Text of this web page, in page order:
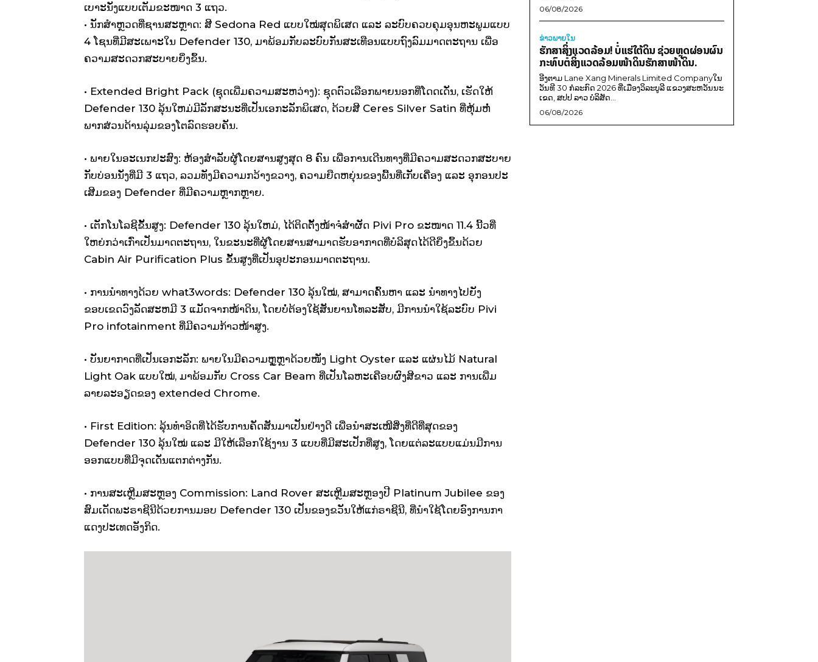
ເບາະນັ່ງແບບເຕັມຂະໜາດ 3 ແຖວ.
• ນັກສໍາຫຼວດທີ່ຊານສະຫຼາດ: ສີ Sedona Red ແບບໃໝ່ສຸດພິເສດ ແລະ ລະບົບຄວບຄຸມອຸນຫະພູມແບບ
4 ໂຊນທີ່ມີສະເພາະໃນ Defender 130, ມາພ້ອມກັບລະບົບກັນສະເທືອນແບບຖົງລົມມາດຕະຖານ ເພື່ອ
ຄວາມສະດວກສະບາຍຍິ່ງຂຶ້ນ.
• Extended Bright Pack (ຊຸດເພີ່ມຄວາມສະຫວ່າງ): ຊຸດຕົວເລືອກພາຍນອກທີ່ໂດດເດັ່ນ, ເຮັດໃຫ້
Defender 130 ລຸ້ນໃຫມ່ມີລັກສະນະທີ່ເປັນເອກະລັກພິເສດ, ດ້ວຍສີ Ceres Silver Satin ທີ່ຫຸ້ມຫໍ່
ພາກສ່ວນດ້ານລຸ່ມຂອງໂຕລົດຮອບຄັນ.
• ພາຍໃນອະເນກປະສົງ: ຫ້ອງສໍາລັບຜູ້ໂດຍສານສູງສຸດ 8 ຄົນ ເພື່ອການເດີນທາງທີ່ມີຄວາມສະດວກສະບາຍ
ກັບບ່ອນນັ່ງທີ່ມີ 3 ແຖວ, ລວມທັງມີຄວາມກວ້າງຂວາງ, ຄວາມຍືດຫຍຸ່ນຂອງພື້ນທີ່ເກັບເຄື່ອງ ແລະ ອຸກອນປະ
ເສີມຂອງ Defender ທີ່ມີຄວາມຫຼາກຫຼາຍ.
• ເຕັກໂນໂລຊີຂັ້ນສູງ: Defender 130 ລຸ້ນໃຫມ່, ໄດ້ຕິດຕັ້ງໜ້າຈໍສໍາຜັດ Pivi Pro ຂະໜາດ 11.4 ນີ້ວທີ່
ໃຫຍ່ກວ່າເກົ່າເປັນມາດຕະຖານ, ໃນຂະນະທີ່ຜູ້ໂດຍສານສາມາດຮັບອາກາດທີ່ບໍລິສຸດໄດ້ດີຍິ່ງຂຶ້ນດ້ວຍ
Cabin Air Purification Plus ຂັ້ນສູງທີ່ເປັນອຸປະກອນມາດຕະຖານ.
• ການນໍາທາງດ້ວຍ what3words: Defender 130 ລຸ້ນໃໝ່, ສາມາດຄົ້ນຫາ ແລະ ນໍາທາງໄປຍັງ
ຂອບເຂດວົງລັດສະຫມີ 3 ແມັດຈາກໜ້າດິນ, ໂດຍບໍ່ຕ້ອງໃຊ້ສັນຍານໂທລະສັບ, ມີການນໍາໃຊ້ລະບົບ Pivi
Pro infotainment ທີ່ມີຄວາມກ້າວໜ້າສູງ.
• ບັນຍາກາດທີ່ເປັນເອກະລັກ: ພາຍໃນມີຄວາມຫຼູຫຼາດ້ວຍໜັງ Light Oyster ແລະ ແຜ່ນໄມ້ Natural
Light Oak ແບບໃໝ່, ມາພ້ອມກັບ Cross Car Beam ທີ່ເປັນໂລຫະເຄືອບຜົງສີຂາວ ແລະ ການເພີ່ມ
ລາຍລະອຽດຂອງ extended Chrome.
• First Edition: ລຸ້ນທໍາອິດທີ່ໄດ້ຮັບການຄັດສັນມາເປັນຢ່າງດີ ເພື່ອນໍາສະເໜີສິ່ງທີ່ດີທີ່ສຸດຂອງ
Defender 130 ລຸ້ນໃໝ່ ແລະ ມີໃຫ້ເລືອກໃຊ້ງານ 3 ແບບທີ່ມີສະເປັກທີ່ສູງ, ໂດຍແຕ່ລະແບບແມ່ນມີການ
ອອກແບບທີ່ມີຈຸດເດັ່ນແຕກຕ່າງກັນ.
• ການສະເຫຼີມສະຫຼອງ Commission: Land Rover ສະເຫຼີມສະຫຼອງປີ Platinum Jubilee ຂອງ
ສົມເດັດພະຣາຊີນີດ້ວຍການມອບ Defender 130 ເປັນຂອງຂວັນໃຫ້ແກ່ຣາຊີນີ, ທີ່ນໍາໃຊ້ໂດຍອົງການກາ
ແດງປະເທດອັງກິດ.
06/08/2026
ຂ່າວພາຍ​ໃນ
ຮັກສາສິ່ງແວດລ້ອມ! ບໍ່ແຮ່ໃຕ້ດິນ ຊ່ວຍຫຼຸດຜ່ອນຜົນ
ກະທົບຕໍ່ສິ່ງແວດລ້ອມໜ້າດິນຮັກສາໜ້າດິນ.
ອີງຕາມ Lane Xang Minerals Limited Companyໃນ
ວັນທີ 30 ກໍລະກົດ 2026 ທີ່ເມືອງວິລະບູລີ ແຂວງສະຫວັນນະ
ເຂດ, ສປປ ລາວ ບໍລິສັດ...
06/08/2026